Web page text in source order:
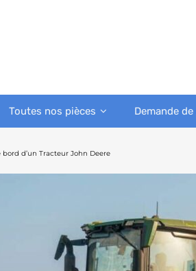
Toutes nos pièces Demande
d’un Tracteur John Deere